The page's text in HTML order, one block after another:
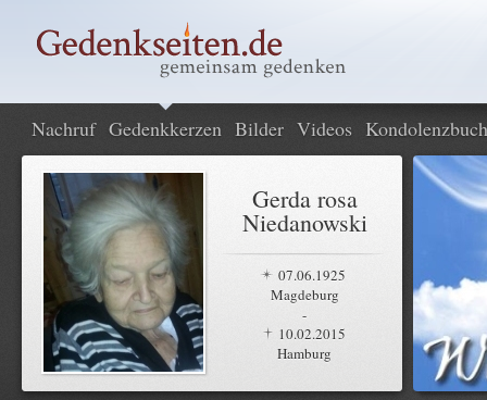
Nachruf Gedenkkerzen Bilder Videos Kondolenzbuch
Gerda rosa
Niedanowski
07.06.1925
Magdeburg
-
10.02.2015
Hamburg